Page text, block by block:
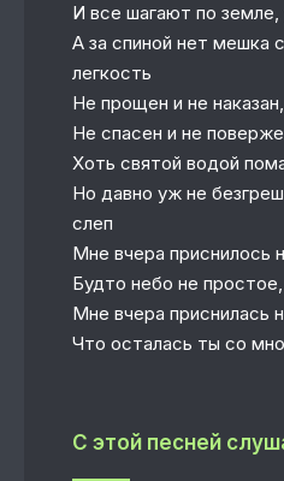
И все шагают по земле,
А за спиной нет мешка
легкость
Не прощен и не
Не спасен и не
Хоть святой водой
Но давно уж не
слеп
Мне вчера приснилось
Будто небо не
Мне вчера приснилась
Что осталась ты со
С этой песней